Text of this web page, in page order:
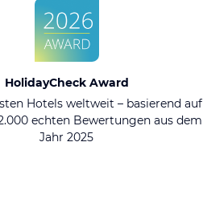
HolidayCheck Award
Hotels weltweit – basierend auf
echten Bewertungen aus dem
Jahr 2025